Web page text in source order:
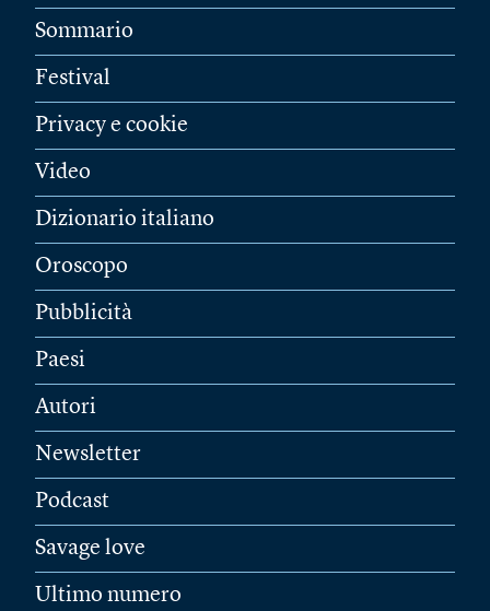
Sommario
Festival
Privacy e cookie
Video
Dizionario italiano
Oroscopo
Pubblicità
Paesi
Autori
Newsletter
Podcast
Savage love
Ultimo numero